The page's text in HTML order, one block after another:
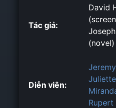
Tác giả:
David
(novel)
Diễn viên:
Rupert